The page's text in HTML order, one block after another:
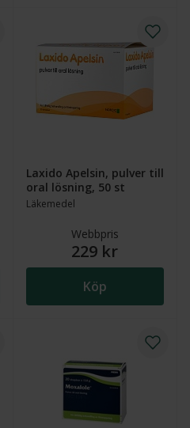
Laxido Apelsin, pulver till
oral lösning, 50 st
Läkemedel
Webbpris
229 kr
Köp